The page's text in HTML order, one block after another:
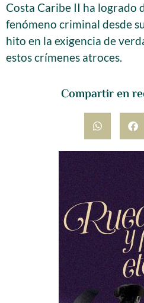
Compartir en
Costa Caribe II ha logrado
fenómeno criminal desde
hito en la exigencia de
estos crímenes atroces.